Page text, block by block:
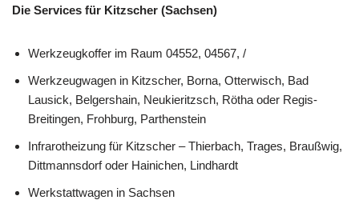
Die Services für Kitzscher (Sachsen)
Werkzeugkoffer im Raum 04552, 04567, /
Werkzeugwagen in Kitzscher, Borna, Otterwisch, Bad
Lausick, Belgershain, Neukieritzsch, Rötha oder Regis-
Breitingen, Frohburg, Parthenstein
Infrarotheizung für Kitzscher – Thierbach, Trages, Braußwig,
Dittmannsdorf oder Hainichen, Lindhardt
Werkstattwagen in Sachsen